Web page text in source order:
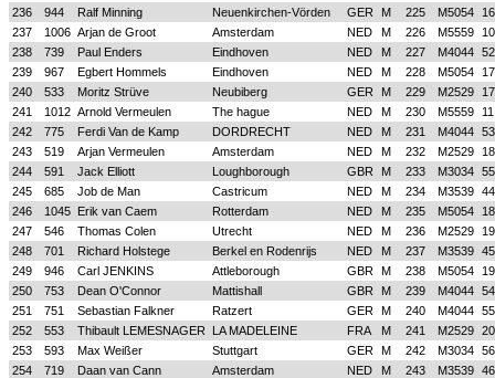
236
944 Ralf Minning Neuenkirchen-Vörden GER M 225 M5054
16
237
1006 Arjan de Groot Amsterdam NED M 226 M5559
10
238
739 Paul Enders Eindhoven NED M 227 M4044 52
239
967 Egbert Hommels Eindhoven NED M 228 M5054
17
240
533 Moritz Strüve Neubiberg GER M 229 M2529
17
241
1012 Arnold Vermeulen The hague NED M 230 M5559
11
242
775 Ferdi Van de Kamp DORDRECHT NED M 231 M4044 53
243
519 Arjan Vermeulen Amsterdam NED M 232 M2529
18
244
591 Jack Elliott Loughborough GBR M 233 M3034 55
245
685 Job de Man Castricum NED M 234 M3539 44
246
1045 Erik van Caem Rotterdam NED M 235 M5054
18
247
546 Thomas Colen Utrecht NED M 236 M2529
19
248
701 Richard Holstege Berkel en Rodenrijs NED M 237 M3539 45
249
946 Carl JENKINS Attleborough GBR M 238 M5054
19
250
753 Dean O'Connor Mattishall GBR M 239 M4044 54
251
751 Sebastian Falkner Ratzert GER M 240 M4044 55
252
553 Thibault LEMESNAGER LA MADELEINE FRA M 241 M2529 20
253
593 Max Weißer Stuttgart GER M 242 M3034 56
254
719 Daan van Cann Amsterdam NED M 243 M3539 46